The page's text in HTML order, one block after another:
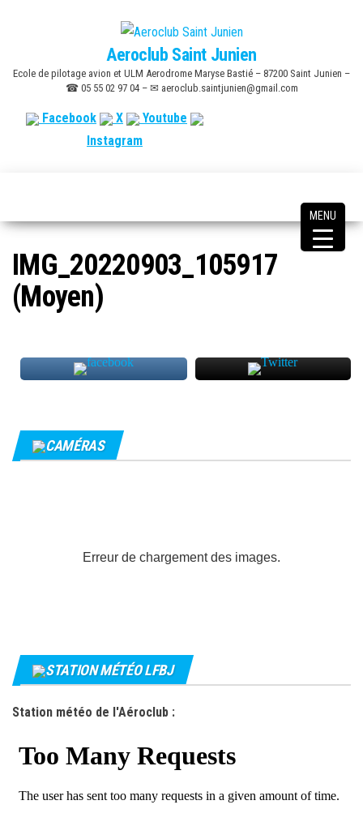
content
Aeroclub Saint Junien
Ecole de pilotage avion et ULM Aerodrome Maryse Bastié – 87200 Saint Junien –
☎ 05 55 02 97 04 – ✉ aeroclub.saintjunien@gmail.com
Facebook X
Youtube
Instagram
IMG_20220903_105917
(Moyen)
CAMÉRAS
Erreur de chargement des images.
STATION MÉTÉO LFBJ
Station météo de l'Aéroclub :
MENU